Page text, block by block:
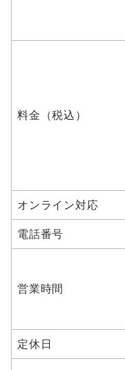
料金（税込）
オンライン対応
電話番号
営業時間
定休日